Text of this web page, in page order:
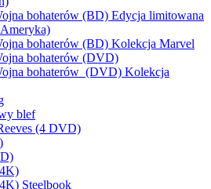
bohaterów (BD) Edycja limitowana
bohaterów (BD) Kolekcja Marvel
bohaterów (DVD)
bohaterów (DVD) Kolekcja
blef
(4 DVD)
Steelbook